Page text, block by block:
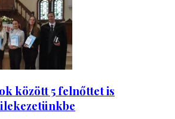
között 5 felnőttet is